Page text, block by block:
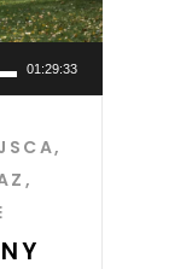
01:29:33
,
,